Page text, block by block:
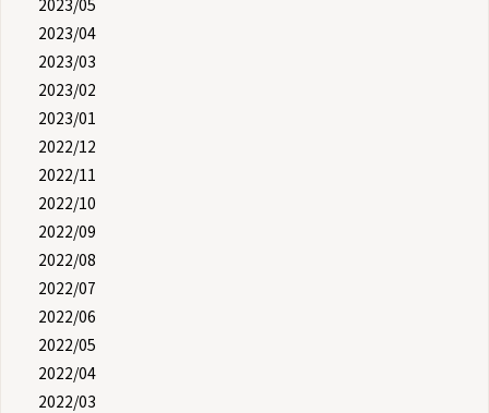
2023/05
2023/04
2023/03
2023/02
2023/01
2022/12
2022/11
2022/10
2022/09
2022/08
2022/07
2022/06
2022/05
2022/04
2022/03